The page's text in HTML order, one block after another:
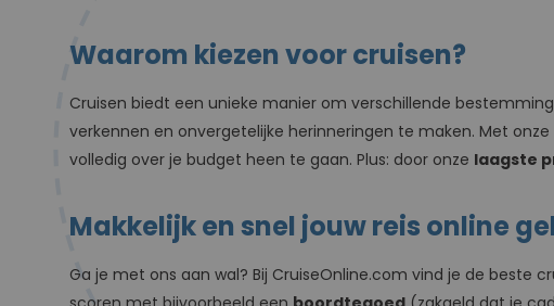
Waarom kiezen voor cruisen?
Cruisen biedt een unieke manier om verschillende
verkennen en onvergetelijke herinneringen te maken. Met
volledig over je budget heen te gaan. Plus: door onze laagste
Makkelijk en snel jouw reis online
Ga je met ons aan wal? Bij CruiseOnline.com vind je de beste